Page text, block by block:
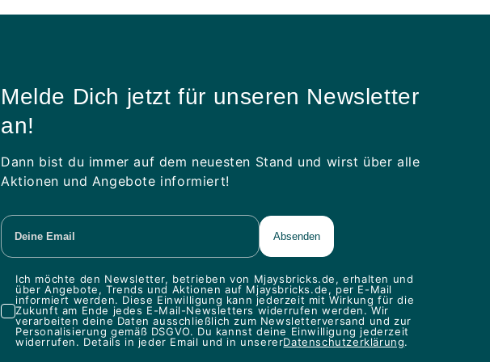
Melde Dich jetzt für unseren Newsletter
an!
Dann bist du immer auf dem neuesten Stand und wirst über alle
Aktionen und Angebote informiert!
Ich möchte den Newsletter, betrieben von Mjaysbricks.de, erhalten und
über Angebote, Trends und Aktionen auf Mjaysbricks.de, per E-Mail
informiert werden. Diese Einwilligung kann jederzeit mit Wirkung für die
Zukunft am Ende jedes E-Mail-Newsletters widerrufen werden. Wir
verarbeiten deine Daten ausschließlich zum Newsletterversand und zur
Personalisierung gemäß DSGVO. Du kannst deine Einwilligung jederzeit
widerrufen. Details in jeder Email und in unsererDatenschutzerklärung.